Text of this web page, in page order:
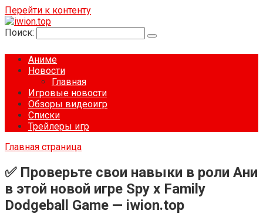
Перейти к контенту
Поиск:
Аниме
Новости
Главная
Игровые новости
Обзоры видеоигр
Списки
Трейлеры игр
Главная страница
✅ Проверьте свои навыки в роли Ани
в этой новой игре Spy x Family
Dodgeball Game — iwion.top